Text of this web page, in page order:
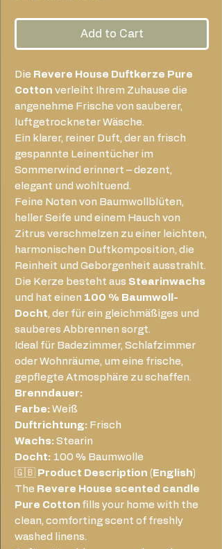
Add to Cart
Die Revere House Duftkerze Pure
Cotton verleiht Ihrem Zuhause die
angenehme Frische von sauberer,
luftgetrockneter Wäsche.
Ein klarer, reiner Duft, der an frisch
gespannte Leinentücher im
Sommerwind erinnert – dezent,
elegant und wohltuend.
Feine Noten von Baumwollblüten,
heller Seife und einem Hauch von
Zitrus verschmelzen zu einer leichten,
harmonischen Duftkomposition, die
Reinheit und Geborgenheit ausstrahlt.
Die Kerze besteht aus Stearinwachs
und hat einen 100 % Baumwoll-
Docht, der für ein gleichmäßiges und
sauberes Abbrennen sorgt.
Ideal für Badezimmer, Schlafzimmer
oder Wohnräume, um eine frische,
gepflegte Atmosphäre zu schaffen.
Brenndauer:
Farbe: Weiß
Duftrichtung: Frisch
Wachs: Stearin
Docht: 100 % Baumwolle
🇬🇧 Product Description (English)
The Revere House scented candle
Pure Cotton fills your home with the
clean, comforting scent of freshly
washed linens.